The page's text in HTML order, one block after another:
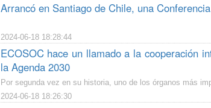
Arrancó en Santiago de Chile, una
2024-06-18 18:28:44
ECOSOC hace un llamado a la cooperación
la Agenda 2030
Por segunda vez en su historia, uno de los órganos más
2024-06-18 18:26:30